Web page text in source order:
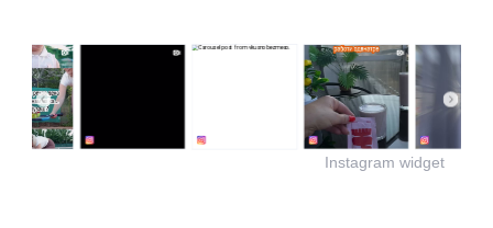
Instagram widget